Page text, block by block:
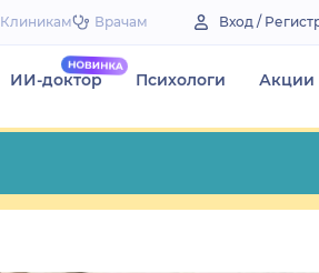
Клиникам Врачам Вход /
ИИ-доктор Психологи Акции